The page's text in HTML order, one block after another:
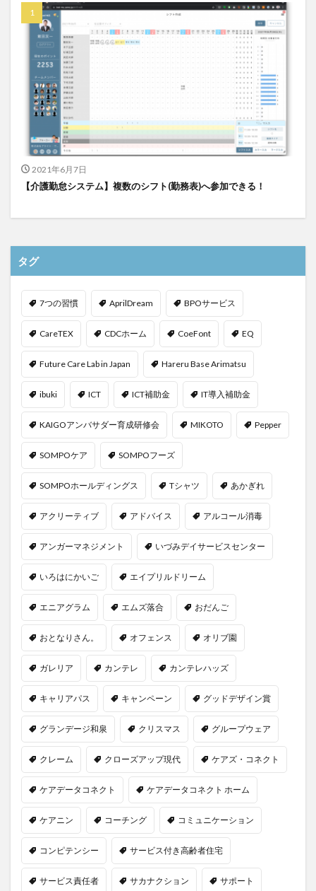
2021年6月7日
【介護勤怠システム】複数のシフト(勤務表)へ参加できる！
タグ
7つの習慣 AprilDream BPOサービス
CareTEX CDCホーム CoeFont EQ
Future Care Lab in Japan Hareru Base Arimatsu
ibuki ICT ICT補助金 IT導入補助金
KAIGOアンバサダー育成研修会 MIKOTO Pepper
SOMPOケア SOMPOフーズ
SOMPOホールディングス Tシャツ あかぎれ
アクリーティブ アドバイス アルコール消毒
アンガーマネジメント いづみデイサービスセンター
いろはにかいご エイプリルドリーム
エニアグラム エムズ落合 おだんご
おとなりさん。 オフェンス オリブ園
ガレリア カンテレ カンテレハッズ
キャリアパス キャンペーン グッドデザイン賞
グランデージ和泉 クリスマス グループウェア
クレーム クローズアップ現代 ケアズ・コネクト
ケアデータコネクト ケアデータコネクト ホーム
ケアニン コーチング コミュニケーション
コンピテンシー サービス付き高齢者住宅
サービス責任者 サカナクション サポート